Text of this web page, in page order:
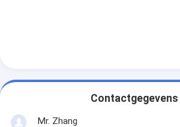
Ga Nu Praten.
Contactgegevens
Mr. Zhang